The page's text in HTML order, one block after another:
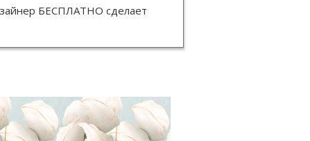
БЕСПЛАТНО сделает